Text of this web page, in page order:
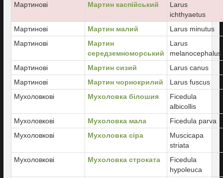
Мартинові
Мартин каспійський
Larus
ichthyaetus
Мартинові
Мартин малий
Larus minutus
Мартинові
Мартин
середземноморський
Larus
melanocephalus
Мартинові
Мартин сизий
Larus canus
Мартинові
Мартин чорнокрилий
Larus fuscus
Мухоловкові
Мухоловка білошия
Ficedula
albicollis
Мухоловкові
Мухоловка мала
Ficedula parva
Мухоловкові
Мухоловка сіра
Muscicapa
striata
Мухоловкові
Мухоловка строката
Ficedula
hypoleuca